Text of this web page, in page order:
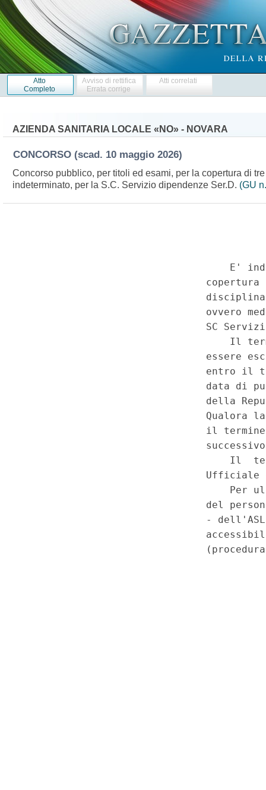
Atto
Completo
Avviso di rettifica
Errata corrige
Atti correlati
AZIENDA SANITARIA LOCALE «NO» - NOVARA
CONCORSO (scad. 10 maggio 2026)
Concorso pubblico, per titoli ed esami, per la copertura di
indeterminato, per la S.C. Servizio dipendenze Ser.D. (GU